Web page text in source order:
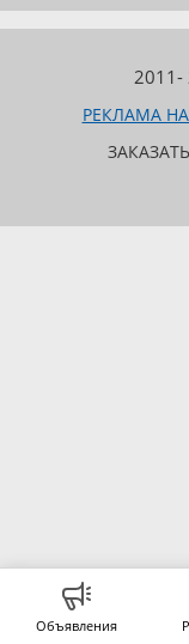
РЕКЛАМА
Объявления